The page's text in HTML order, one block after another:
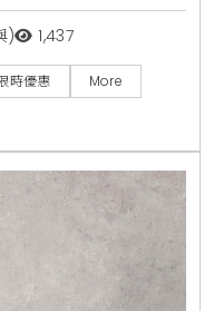
好物
) 1,437
時優惠 More